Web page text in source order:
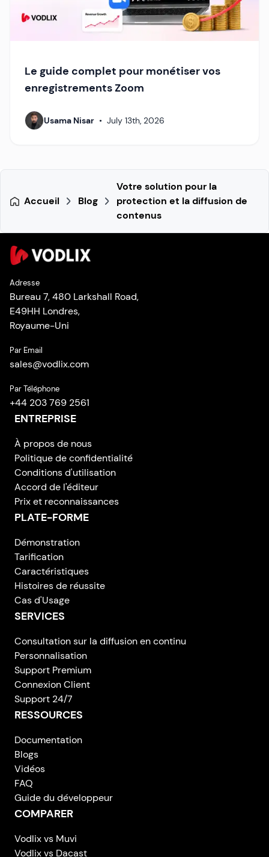
Le guide complet pour monétiser vos
enregistrements Zoom
Usama Nisar • July 13th, 2026
Accueil Blog
Votre solution pour la
protection et la diffusion de
contenus
Adresse
Bureau 7, 480 Larkshall Road,
E49HH Londres,
Royaume-Uni
Par Email
sales@vodlix.com
Par Téléphone
+44 203 769 2561
ENTREPRISE
À propos de nous
Politique de confidentialité
Conditions d'utilisation
Accord de l'éditeur
Prix et reconnaissances
PLATE-FORME
Démonstration
Tarification
Caractéristiques
Histoires de réussite
Cas d'Usage
SERVICES
Consultation sur la diffusion en continu
Personnalisation
Support Premium
Connexion Client
Support 24/7
RESSOURCES
Documentation
Blogs
Vidéos
FAQ
Guide du développeur
COMPARER
Vodlix vs Muvi
Vodlix vs Dacast